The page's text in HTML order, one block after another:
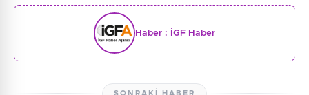
Haber : İGF Haber
SONRAKI HABER